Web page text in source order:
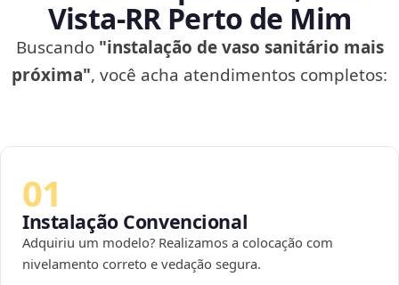
Vista‑RR Perto de Mim
Buscando "instalação de vaso sanitário mais
próxima", você acha atendimentos completos:
01
Instalação Convencional
Adquiriu um modelo? Realizamos a colocação com
nivelamento correto e vedação segura.